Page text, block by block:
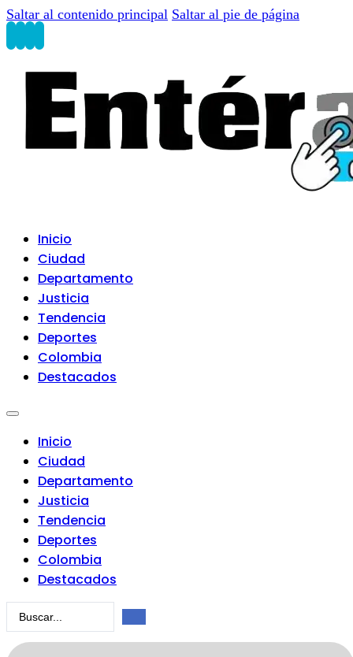
Saltar al contenido principal Saltar al pie de página
Inicio
Ciudad
Departamento
Justicia
Tendencia
Deportes
Colombia
Destacados
Inicio
Ciudad
Departamento
Justicia
Tendencia
Deportes
Colombia
Destacados
Search